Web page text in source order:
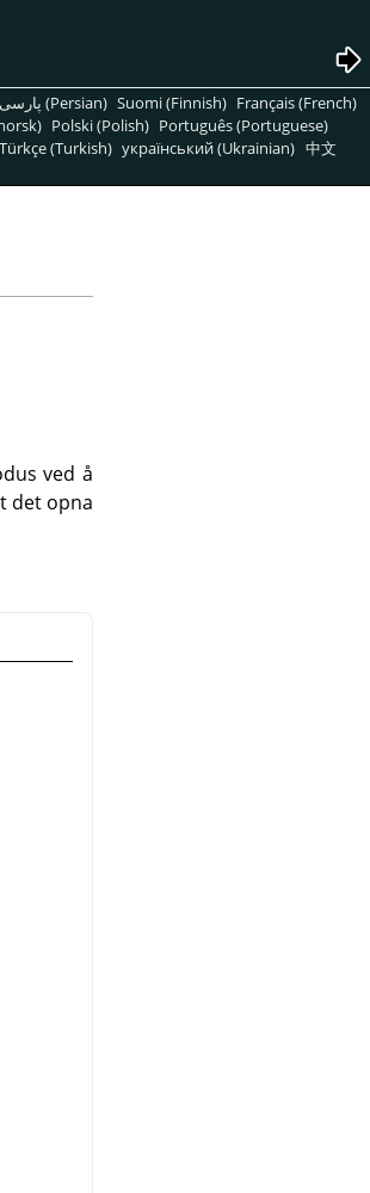
پارسی (Persian) Suomi (Finnish) Français (French)
Polski (Polish) Português (Portuguese)
Türkçe (Turkish) український (Ukrainian) 中文
ved å
det opna